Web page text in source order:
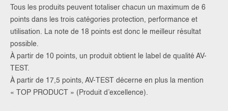
Tous les produits peuvent totaliser chacun un maximum de 6
points dans les trois catégories protection, performance et
utilisation. La note de 18 points est donc le meilleur résultat
possible.
À partir de 10 points, un produit obtient le label de qualité AV-
TEST.
À partir de 17,5 points, AV-TEST décerne en plus la mention
« TOP PRODUCT » (Produit d’excellence).